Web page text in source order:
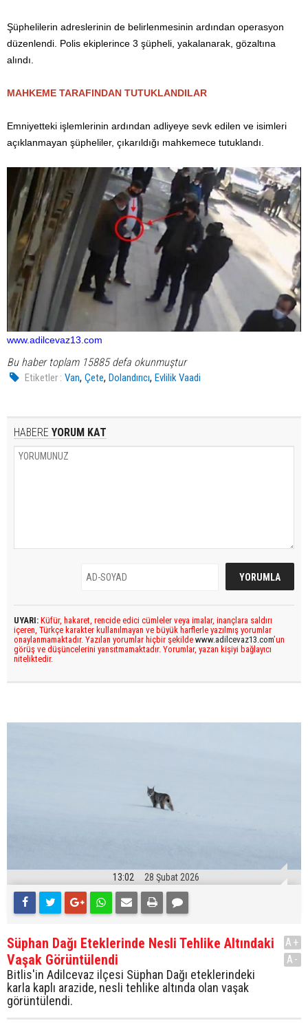
Şüphelilerin adreslerinin de belirlenmesinin ardından operasyon
düzenlendi. Polis ekiplerince 3 şüpheli, yakalanarak, gözaltına
alındı.
MAHKEME TARAFINDAN TUTUKLANDILAR
Emniyetteki işlemlerinin ardından adliyeye sevk edilen ve isimleri
açıklanmayan şüpheliler, çıkarıldığı mahkemece tutuklandı.
www.adilcevaz13.com
Bu haber toplam 15885 defa okunmuştur
Etiketler : Van,Çete,Dolandırıcı,Evlilik Vaadi
HABERE YORUM KAT
UYARI: Küfür, hakaret, rencide edici cümleler veya imalar, inançlara saldırı
içeren, Türkçe karakter kullanılmayan ve büyük harflerle yazılmış yorumlar
onaylanmamaktadır. Yazılan yorumlar hiçbir şekilde www.adilcevaz13.com’un
görüş ve düşüncelerini yansıtmamaktadır. Yorumlar, yazan kişiyi bağlayıcı
niteliktedir.
13:02 28 Şubat 2026
Süphan Dağı Eteklerinde Nesli Tehlike Altındaki
Vaşak Görüntülendi
Bitlis'in Adilcevaz ilçesi Süphan Dağı eteklerindeki
karla kaplı arazide, nesli tehlike altında olan vaşak
görüntülendi.
A+
A-